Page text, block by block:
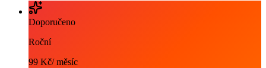
Doporučeno
Roční
99 Kč/měsíc